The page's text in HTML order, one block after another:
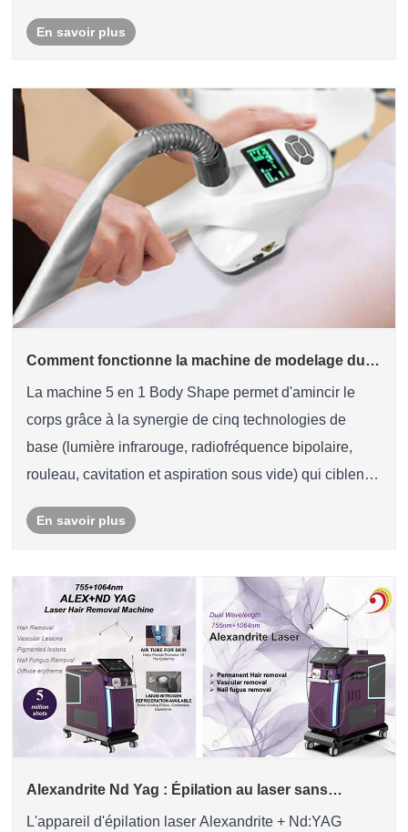
recommandations personnalisées pour ......
En savoir plus
Comment fonctionne la machine de modelage du
La machine 5 en 1 Body Shape permet d'amincir le
corps grâce à la synergie de cinq technologies de
base (lumière infrarouge, radiofréquence bipolaire,
rouleau, cavitation et aspiration sous vide) qui ciblent
circulation, sans intervention chirurgical......
En savoir plus
Alexandrite Nd Yag : Épilation au laser sans
L'appareil d'épilation laser Alexandrite + Nd:YAG